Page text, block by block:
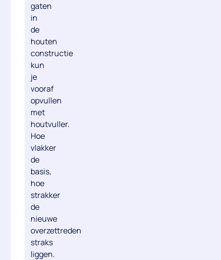
gaten
in
de
houten
constructie
kun
je
vooraf
opvullen
met
houtvuller.
Hoe
vlakker
de
basis,
hoe
strakker
de
nieuwe
overzettreden
straks
liggen.